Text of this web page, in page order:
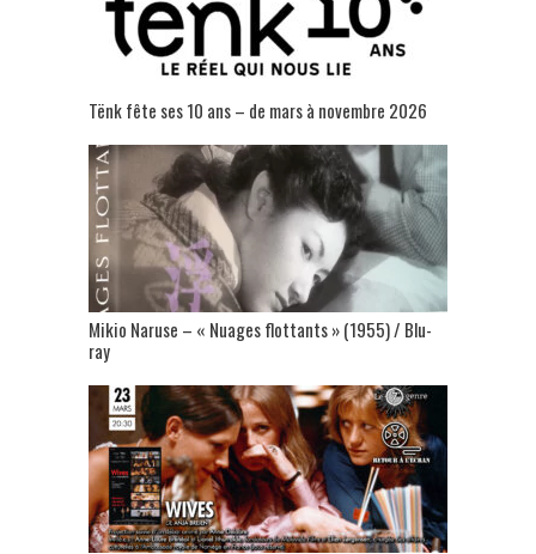
Tënk fête ses 10 ans – de mars à novembre 2026
Mikio Naruse – « Nuages flottants » (1955) / Blu-
ray